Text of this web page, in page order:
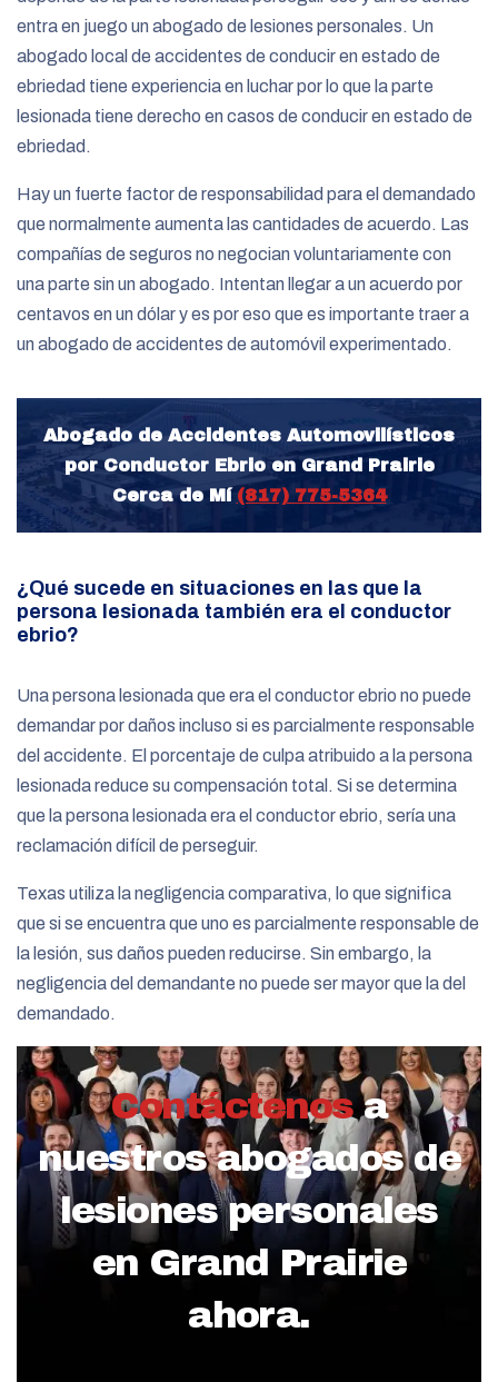
entra en juego un abogado de lesiones personales. Un
abogado local de accidentes de conducir en estado de
ebriedad tiene experiencia en luchar por lo que la parte
lesionada tiene derecho en casos de conducir en estado de
ebriedad.
Hay un fuerte factor de responsabilidad para el demandado
que normalmente aumenta las cantidades de acuerdo. Las
compañías de seguros no negocian voluntariamente con
una parte sin un abogado. Intentan llegar a un acuerdo por
centavos en un dólar y es por eso que es importante traer a
un abogado de accidentes de automóvil experimentado.
Abogado de Accidentes Automovilísticos
por Conductor Ebrio en Grand Prairie
Cerca de Mí (817) 775-5364
¿Qué sucede en situaciones en las que la
persona lesionada también era el conductor
ebrio?
Una persona lesionada que era el conductor ebrio no puede
demandar por daños incluso si es parcialmente responsable
del accidente. El porcentaje de culpa atribuido a la persona
lesionada reduce su compensación total. Si se determina
que la persona lesionada era el conductor ebrio, sería una
reclamación difícil de perseguir.
Texas utiliza la negligencia comparativa, lo que significa
que si se encuentra que uno es parcialmente responsable de
la lesión, sus daños pueden reducirse. Sin embargo, la
negligencia del demandante no puede ser mayor que la del
demandado.
Contáctenos a
nuestros abogados de
lesiones personales
en Grand Prairie
ahora.